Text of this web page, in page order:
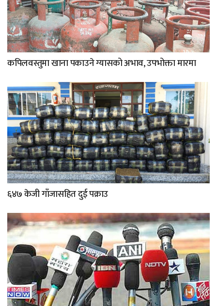
कपिलवस्तुमा खाना पकाउने ग्यासको अभाव, उपभोक्ता मारमा
६४७ केजी गाँजासहित दुई पक्राउ